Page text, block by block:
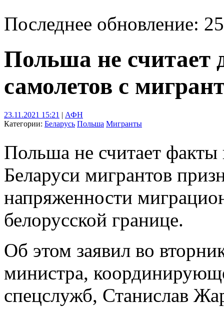
Последнее обновление:
Польша не считает
самолетов с
23.11.2021 15:21 | АФН
Категории: Беларусь Польша Мигранты
Польша не считает
Беларуси мигрантов
напряженности
белорусской границе.
Об этом заявил во
министра,
спецслужб, Станислав